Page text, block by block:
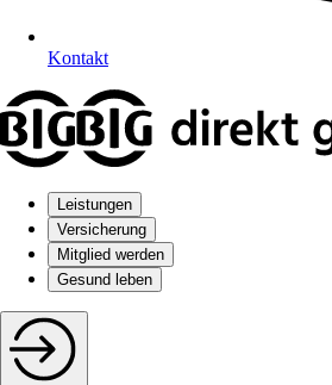
Kontakt
Leistungen
Versicherung
Mitglied werden
Gesund leben